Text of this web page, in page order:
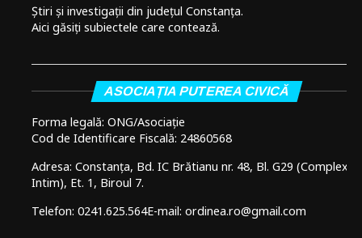
Știri și investigații din județul Constanța.
Aici găsiți subiectele care contează.
ASOCIAȚIA PUTEREA CIVICĂ
Forma legală: ONG/Asociație
Cod de Identificare Fiscală: 24860568
Adresa: Constanța, Bd. IC Brătianu nr. 48, Bl. G29 (Complex
Intim), Et. 1, Biroul 7.
Telefon: 0241.625.564E-mail: ordinea.ro@gmail.com